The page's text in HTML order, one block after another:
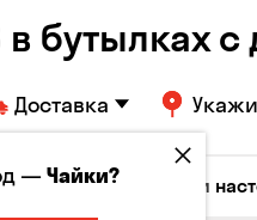
бутылках
Доставка
Соджу Ликеры и
—Чайки?